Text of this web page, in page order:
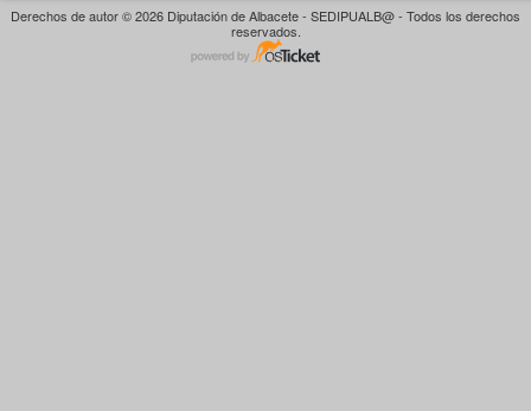
Derechos de autor © 2026 Diputación de Albacete - SEDIPUALB@ - Todos los derechos
reservados.